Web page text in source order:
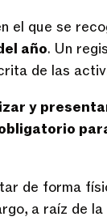
el que se
año. Un
de las
y
de forma
a raíz de